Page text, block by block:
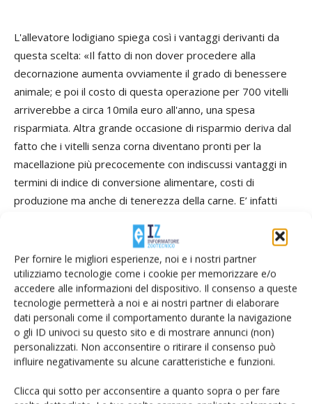
Per fornire le migliori esperienze, noi e i nostri partner
utilizziamo tecnologie come i cookie per memorizzare e/o
accedere alle informazioni del dispositivo. Il consenso a queste
tecnologie permetterà a noi e ai nostri partner di elaborare
dati personali come il comportamento durante la navigazione
o gli ID univoci su questo sito e di mostrare annunci (non)
personalizzati. Non acconsentire o ritirare il consenso può
influire negativamente su alcune caratteristiche e funzioni.
Clicca qui sotto per acconsentire a quanto sopra o per fare
L'allevatore lodigiano spiega così i vantaggi derivanti da
questa scelta: «Il fatto di non dover procedere alla
decornazione aumenta ovviamente il grado di benessere
animale; e poi il costo di questa operazione per 700 vitelli
arriverebbe a circa 10mila euro all'anno, una spesa
risparmiata. Altra grande occasione di risparmio deriva dal
fatto che i vitelli senza corna diventano pronti per la
macellazione più precocemente con indiscussi vantaggi in
termini di indice di conversione alimentare, costi di
produzione ma anche di tenerezza della carne. E’ infatti
giovani se adeguatamente grassi sono più teneri di
soggetti con il medesimo stato di ingrassamento ma più
vecchi anche di soli uno o due mesi. La "genetica senza
corna" è inoltre in linea con le future indicazioni relative al
benessere animale che prevedono l’impossibilità sia di
trasportare che di allevare nel medesimo box animali
senza corna con animali con le corna. Inoltre i vitelli senza
corna manifestano una vitalità maggiore alla nascita».